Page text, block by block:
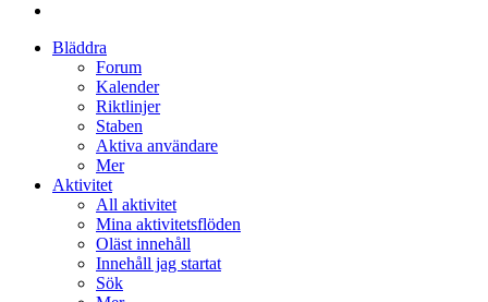
Bläddra
Forum
Kalender
Riktlinjer
Staben
Aktiva användare
Mer
Aktivitet
All aktivitet
Mina aktivitetsflöden
Oläst innehåll
Innehåll jag startat
Sök